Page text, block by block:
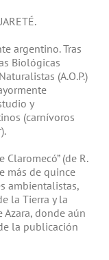
argentino. Tras
Biológicas
(A.O.P.)
y
(carnívoros
(de R.
más de quince
ambientalistas,
la Tierra y la
donde aún
la publicación